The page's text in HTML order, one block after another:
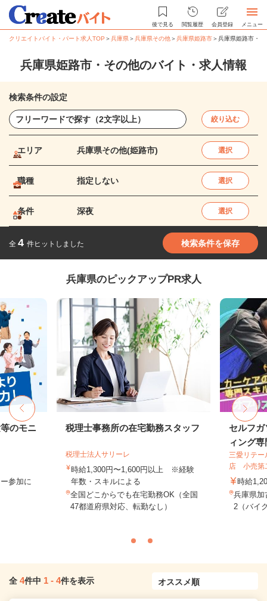
後で見る 閲覧履歴 会員登録 メニュー
クリエイトバイト・パート求人TOP ＞兵庫県＞兵庫県その他＞兵庫県姫路市＞兵庫県姫路市・
兵庫県姫路市・その他のバイト・求人情報
検索条件の設定
絞り込む
エリア 兵庫県その他(姫路市) 選択
職種 指定しない 選択
条件 深夜 選択
全 4 件ヒットしました 検索条件を保存
兵庫県のピックアップPR求人
のモニ
参加に
税理士事務所の在宅勤務スタッフ
税理士法人サリーレ
時給1,300円〜1,600円以上 ※経験
年数・スキルによる
全国どこからでも在宅勤務OK（全国
47都道府県対応、転勤なし）
セルフ
ィング
三愛リテ
店 小売第
時給
兵庫県加
2（バイ
全 4件中 1 - 4件を表示